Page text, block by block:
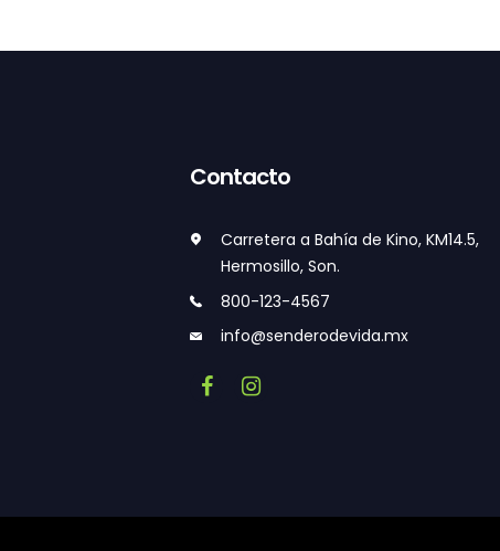
Contacto
Carretera a Bahía de Kino, KM14.5,
Hermosillo, Son.
800-123-4567
info@senderodevida.mx